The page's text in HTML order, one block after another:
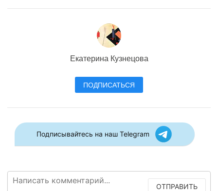
Екатерина Кузнецова
ПОДПИСАТЬСЯ
Подписывайтесь на наш Telegram
ОТПРАВИТЬ